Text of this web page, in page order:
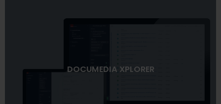
DOCUMEDIA XPLORER